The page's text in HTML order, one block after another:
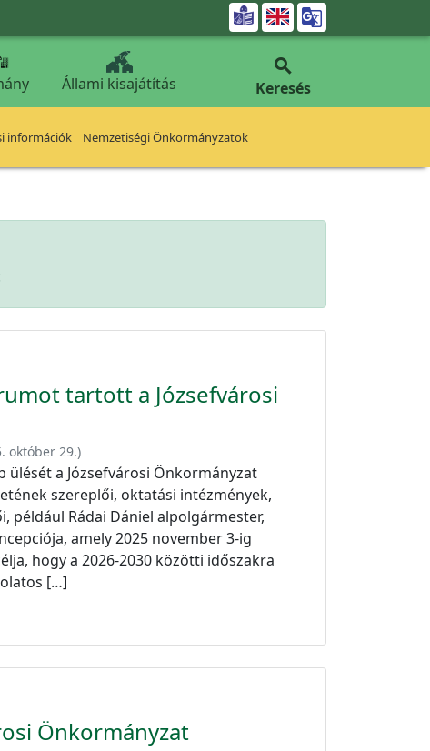

Állami kisajátítás

Keresés
információk Nemzetiségi Önkormányzatok
tartott a Józsefvárosi
október 29.)
a Józsefvárosi Önkormányzat
szereplői, oktatási intézmények,
például Rádai Dániel alpolgármester,
amely 2025 november 3-ig
hogy a 2026-2030 közötti időszakra
[…]
Önkormányzat